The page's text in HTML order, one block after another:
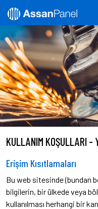
KULLANIM KOŞULLARI -
Erişim Kısıtlamaları
Bu web sitesinde (bundan
bilgilerin, bir ülkede veya
kullanılması herhangi bir